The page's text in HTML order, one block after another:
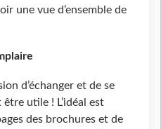
une vue d’ensemble de
d’échanger et de se
utile ! L’idéal est
des brochures et de